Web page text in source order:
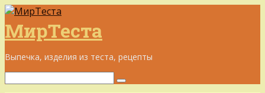
Перейти
к
контенту
МирТеста
Выпечка, изделия из теста, рецепты
Поиск: